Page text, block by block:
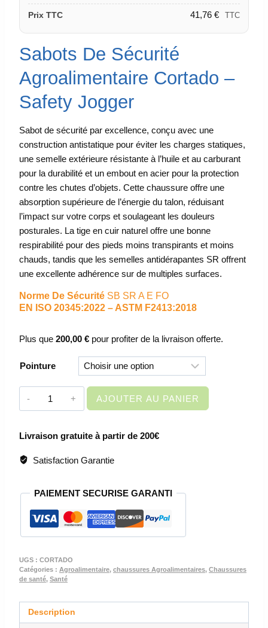
Prix TTC 41,76 € TTC
Sabots De Sécurité
Agroalimentaire Cortado –
Safety Jogger
Sabot de sécurité par excellence, conçu avec une
construction antistatique pour éviter les charges statiques,
une semelle extérieure résistante à l’huile et au carburant
pour la durabilité et un embout en acier pour la protection
contre les chutes d’objets. Cette chaussure offre une
absorption supérieure de l’énergie du talon, réduisant
l’impact sur votre corps et soulageant les douleurs
posturales. La tige en cuir naturel offre une bonne
respirabilité pour des pieds moins transpirants et moins
chauds, tandis que les semelles antidérapantes SR offrent
une excellente adhérence sur de multiples surfaces.
Norme De Sécurité SB SR A E FO
EN ISO 20345:2022 – ASTM F2413:2018
Plus que 200,00 € pour profiter de la livraison offerte.
Pointure
quantité
DE
AGROALIMENTAIRE
CORTADO
SB
SR
A
FO
AJOUTER AU PANIER
Livraison gratuite à partir de 200€
Satisfaction Garantie
PAIEMENT SECURISE GARANTI
UGS : CORTADO
Catégories : Agroalimentaire, chaussures Agroalimentaires, Chaussures
de santé, Santé
Description